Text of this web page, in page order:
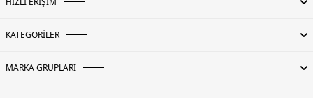
KATEGORİLER
MARKA GRUPLARI